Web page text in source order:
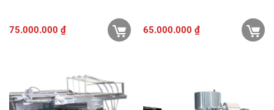
75.000.000 ₫ 65.000.000 ₫